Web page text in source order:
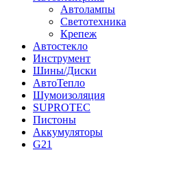
Автолампы
Светотехника
Крепеж
Автостекло
Инструмент
Шины/Диски
АвтоТепло
Шумоизоляция
SUPROTEC
Пистоны
Аккумуляторы
G21